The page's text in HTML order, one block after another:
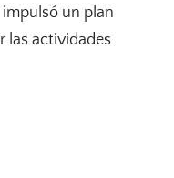
impulsó un plan
las actividades